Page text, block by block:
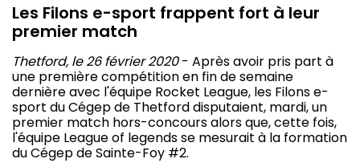
Les Filons e-sport frappent fort à leur
premier match
Thetford, le 26 février 2020- Après avoir pris part à
une première compétition en fin de semaine
dernière avec l'équipe Rocket League, les Filons e-
sport du Cégep de Thetford disputaient, mardi, un
premier match hors-concours alors que, cette fois,
l'équipe League of legends se mesurait à la formation
du Cégep de Sainte-Foy #2.